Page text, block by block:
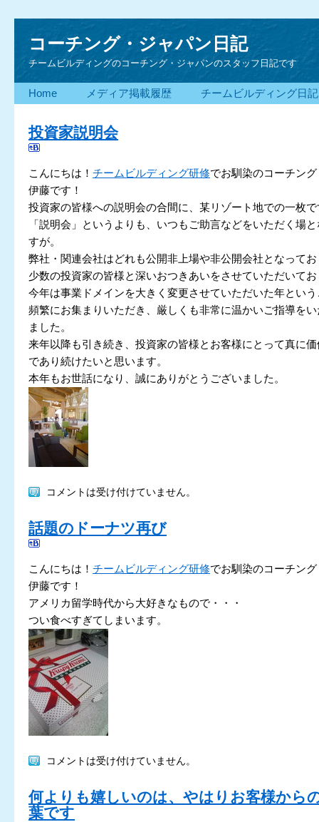
コーチング・ジャパン日記
チームビルディングのコーチング・ジャパンのスタッフ日記です
Home メディア掲載履歴 チームビルディング日記
投資家説明会
こんにちは！ チームビルディング研修でお馴染のコーチン
伊藤です！
投資家の皆様への説明会の合間に、某リゾート地での一枚
「説明会」というよりも、いつもご助言などをいただく場
すが。
弊社・関連会社はどれも公開非上場や非公開会社となって
少数の投資家の皆様と深いおつきあいをさせていただいて
今年は事業ドメインを大きく変更させていただいた年とい
頻繁にお集まりいただき、厳しくも非常に温かいご指導を
ました。
来年以降も引き続き、投資家の皆様とお客様にとって真に
であり続けたいと思います。
本年もお世話になり、誠にありがとうございました。
コメントは受け付けていません。
話題のドーナツ再び
こんにちは！ チームビルディング研修でお馴染のコーチン
伊藤です！
アメリカ留学時代から大好きなもので・・・
つい食べすぎてしまいます。
コメントは受け付けていません。
何よりも嬉しいのは、やはりお客様から
葉です